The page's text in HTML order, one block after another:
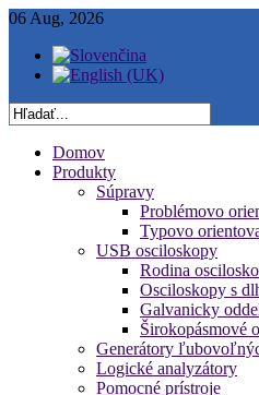
06 Aug, 2026
Domov
Produkty
Súpravy
Problémovo
Typovo
USB osciloskopy
Rodina
Osciloskopy s
Galvanicky
Širokopásmové
Generátory
Logické analyzátory
Pomocné prístroje